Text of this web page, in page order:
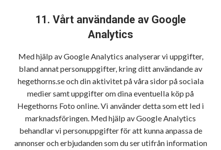
11. Vårt användande av Google
Analytics
Med hjälp av Google Analytics analyserar vi uppgifter,
bland annat personuppgifter, kring ditt användande av
hegethorns.se och din aktivitet på våra sidor på sociala
medier samt uppgifter om dina eventuella köp på
Hegethorns Foto online. Vi använder detta som ett led i
marknadsföringen. Med hjälp av Google Analytics
behandlar vi personuppgifter för att kunna anpassa de
annonser och erbjudanden som du ser utifrån information